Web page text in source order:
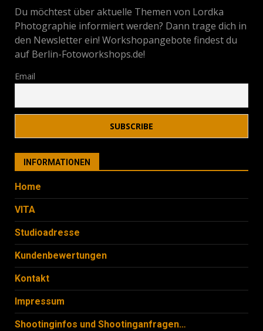
Du möchtest über aktuelle Themen von Lordka
Photographie informiert werden? Dann trage dich in
den Newsletter ein! Workshopangebote findest du
auf Berlin-Fotoworkshops.de!
Email
INFORMATIONEN
Home
VITA
Studioadresse
Kundenbewertungen
Kontakt
Impressum
Shootinginfos und Shootinganfragen…